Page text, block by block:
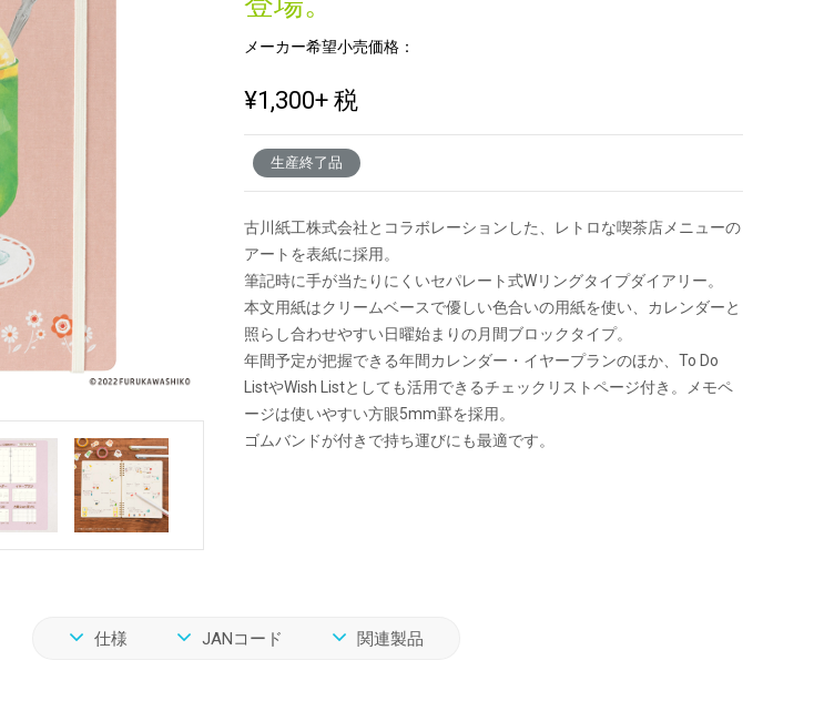
メーカー希望小売価格：
¥1,300+ 税
生産終了品
古川紙工株式会社とコラボレーションした、レトロな喫茶店メニューの
アートを表紙に採用。
筆記時に手が当たりにくいセパレート式Wリングタイプダイアリー。
本文用紙はクリームベースで優しい色合いの用紙を使い、カレンダーと
照らし合わせやすい日曜始まりの月間ブロックタイプ。
年間予定が把握できる年間カレンダー・イヤープランのほか、To Do
ListやWish Listとしても活用できるチェックリストページ付き。メモペ
ージは使いやすい方眼5mm罫を採用。
ゴムバンドが付きで持ち運びにも最適です。
仕様 JANコード 関連製品